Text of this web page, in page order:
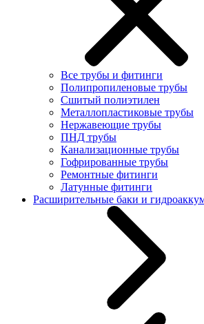
Все трубы и фитинги
Полипропиленовые трубы
Сшитый полиэтилен
Металлопластиковые трубы
Нержавеющие трубы
ПНД трубы
Канализационные трубы
Гофрированные трубы
Ремонтные фитинги
Латунные фитинги
Расширительные баки и